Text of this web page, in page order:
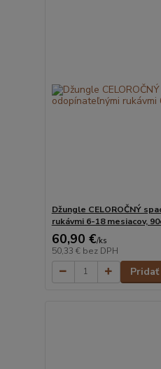
Džungle CELOROČNÝ
rukávmi 6-18 mesiacov,
60,90 €/ks
50,33 € bez DPH